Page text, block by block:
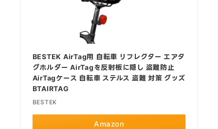
BESTEK AirTag用 自転車 リフレクター エアタ
グホルダー AirTagを反射板に隠し 盗難防止
AirTagケース 自転車 ステルス 盗難 対策 グッズ
BTAIRTAG
BESTEK
Amazon